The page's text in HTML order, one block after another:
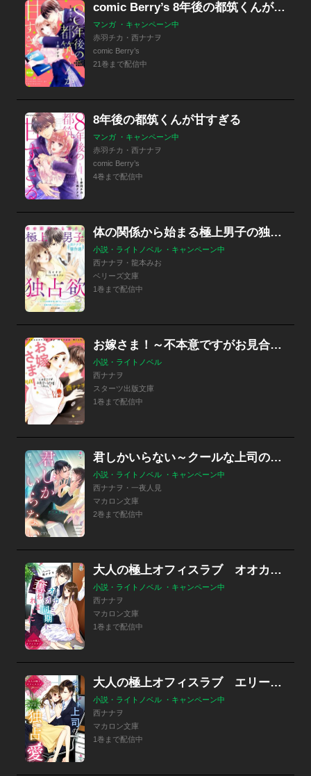
comic Berry’s 8年後の都筑くんが甘すぎる（分冊版）
マンガ ・キャンペーン中
赤羽チカ・西ナナヲ
comic Berry’s
21巻まで配信中
8年後の都筑くんが甘すぎる
マンガ ・キャンペーン中
赤羽チカ・西ナナヲ
comic Berry’s
4巻まで配信中
体の関係から始まる極上男子の独占欲
小説・ライトノベル ・キャンペーン中
西ナナヲ・龍本みお
ベリーズ文庫
1巻まで配信中
お嫁さま！～不本意ですがお見合い結婚しました～
小説・ライトノベル
西ナナヲ
スターツ出版文庫
1巻まで配信中
君しかいらない～クールな上司の独占欲
小説・ライトノベル ・キャンペーン中
西ナナヲ・一夜人見
マカロン文庫
2巻まで配信中
大人の極上オフィスラブ オオカミ同期に奪われました
小説・ライトノベル ・キャンペーン中
西ナナヲ
マカロン文庫
1巻まで配信中
大人の極上オフィスラブ エリート上司の独占愛
小説・ライトノベル ・キャンペーン中
西ナナヲ
マカロン文庫
1巻まで配信中